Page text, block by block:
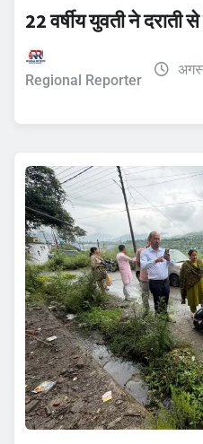
22 वर्षीय युवती ने दराती
Regional Reporter